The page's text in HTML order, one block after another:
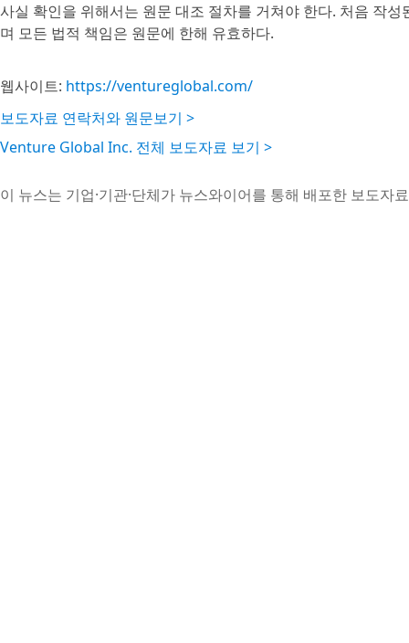
사실 확인을 위해서는 원문 대조 절차를 거쳐야 한다. 처음 작
며 모든 법적 책임은 원문에 한해 유효하다.
웹사이트: https://ventureglobal.com/
보도자료 연락처와 원문보기 >
Venture Global Inc. 전체 보도자료 보기 >
이 뉴스는 기업·기관·단체가 뉴스와이어를 통해 배포한 보도자